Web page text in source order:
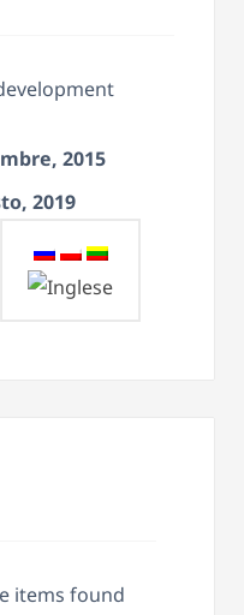
2015
2019
items found